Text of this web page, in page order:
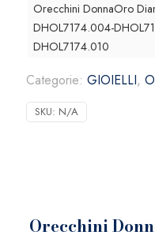
Orecchini DonnaOro
DHOL7174.004-
DHOL7174.010
Categorie: GIOIELLI,
SKU: N/A
Orecchini